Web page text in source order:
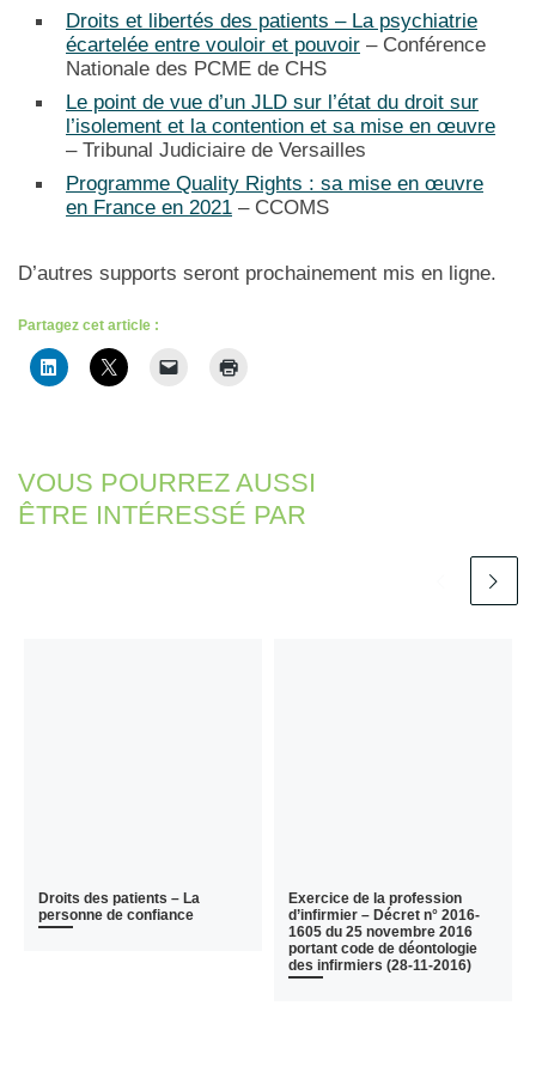
Droits et libertés des patients – La psychiatrie
écartelée entre vouloir et pouvoir – Conférence
Nationale des PCME de CHS
Le point de vue d’un JLD sur l’état du droit sur
l’isolement et la contention et sa mise en œuvre
– Tribunal Judiciaire de Versailles
Programme Quality Rights : sa mise en œuvre
en France en 2021 – CCOMS
D’autres supports seront prochainement mis en ligne.
Partagez cet article :
VOUS POURREZ AUSSI
ÊTRE INTÉRESSÉ PAR
Droits des patients – La
personne de confiance
Exercice de la profession
d’infirmier – Décret n° 2016-
1605 du 25 novembre 2016
portant code de déontologie
des infirmiers (28-11-2016)